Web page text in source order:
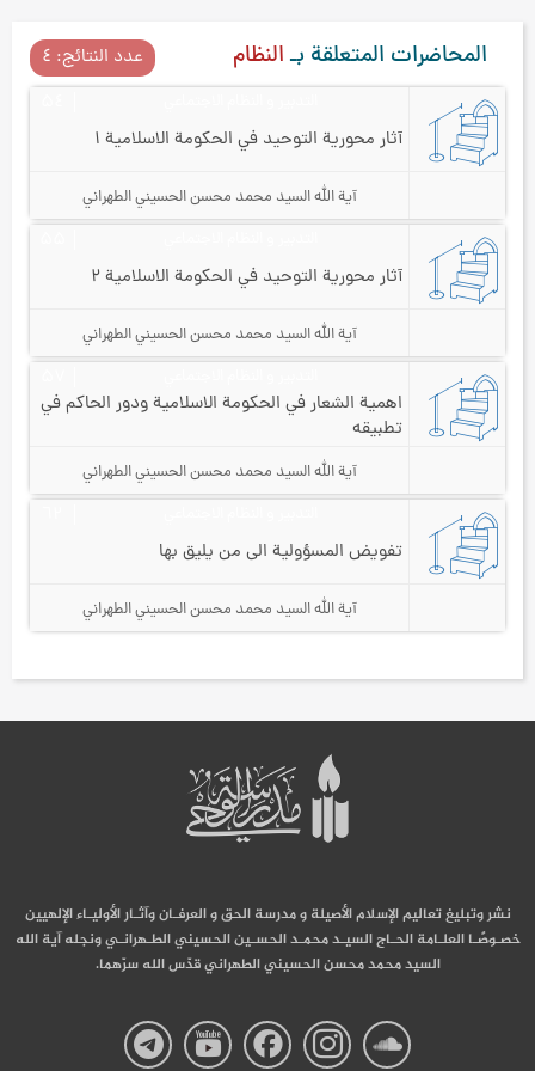
المحاضرات المتعلقة بـالنظام عدد النتائج: ٤
آثار محورية التوحيد في الحكومة الاسلامية ۱
آية الله السيد محمد محسن الحسيني الطهراني
آثار محورية التوحيد في الحكومة الاسلامية ۲
آية الله السيد محمد محسن الحسيني الطهراني
اهمية الشعار في الحكومة الاسلامية ودور الحاكم في
تطبيقه
آية الله السيد محمد محسن الحسيني الطهراني
تفويض المسؤولية الى من يليق بها
آية الله السيد محمد محسن الحسيني الطهراني
نشر وتبليغ تعاليم الإسلام الأصيلة و مدرسة الحق و العرفـان وآثـار الأوليـاء الإلهيين
خصـوصًـا العلـامة الحـاج السيـد محمـد الحسـين الحسيني الطـهرانـي ونجله آية الله
السيد محمد محسن الحسيني الطهراني قدّس الله سرّهما.